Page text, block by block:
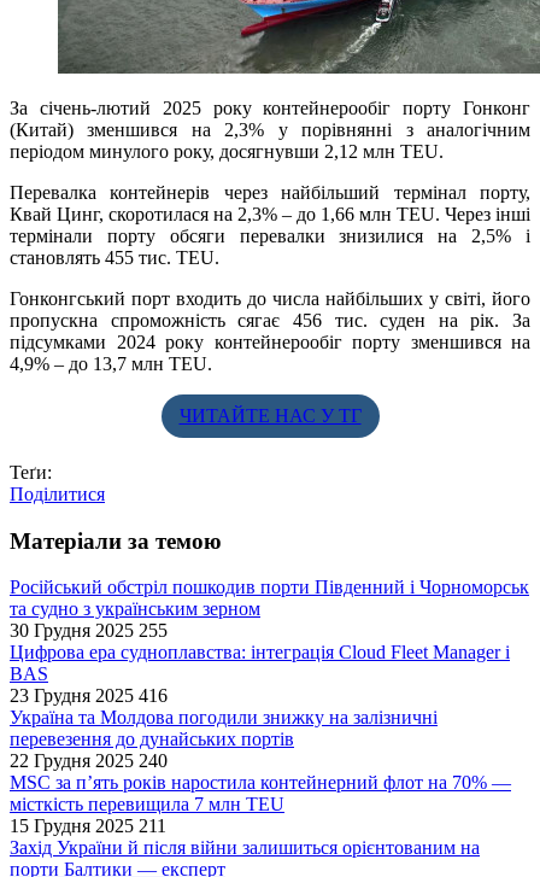
За січень-лютий 2025 року контейнерообіг порту Гонконг
(Китай) зменшився на 2,3% у порівнянні з аналогічним
періодом минулого року, досягнувши 2,12 млн TEU.
Перевалка контейнерів через найбільший термінал порту,
Квай Цинг, скоротилася на 2,3% – до 1,66 млн TEU. Через інші
термінали порту обсяги перевалки знизилися на 2,5% і
становлять 455 тис. TEU.
Гонконгський порт входить до числа найбільших у світі, його
пропускна спроможність сягає 456 тис. суден на рік. За
підсумками 2024 року контейнерообіг порту зменшився на
4,9% – до 13,7 млн TEU.
ЧИТАЙТЕ НАС У ТГ
Теґи:
Поділитися
Матеріали за темою
Російський обстріл пошкодив порти Південний і Чорноморськ
та судно з українським зерном
30 Грудня 2025 255
Цифрова ера судноплавства: інтеграція Cloud Fleet Manager і
BAS
23 Грудня 2025 416
Україна та Молдова погодили знижку на залізничні
перевезення до дунайських портів
22 Грудня 2025 240
MSC за п’ять років наростила контейнерний флот на 70% —
місткість перевищила 7 млн TEU
15 Грудня 2025 211
Захід України й після війни залишиться орієнтованим на
порти Балтики — експерт